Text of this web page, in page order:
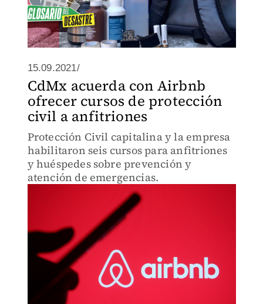
15.09.2021/
CdMx acuerda con Airbnb
ofrecer cursos de protección
civil a anfitriones
Protección Civil capitalina y la empresa
habilitaron seis cursos para anfitriones
y huéspedes sobre prevención y
atención de emergencias.